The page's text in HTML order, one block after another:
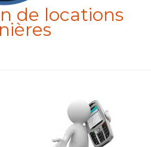
de locations